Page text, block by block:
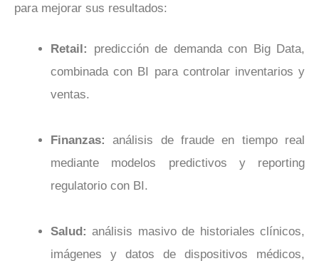
para mejorar sus resultados:
Retail:
predicción de demanda con Big Data,
combinada con BI para controlar inventarios y
ventas.
Finanzas:
análisis de fraude en tiempo real
mediante modelos predictivos y reporting
regulatorio con BI.
Salud: análisis masivo de historiales clínicos,
imágenes y datos de dispositivos médicos,